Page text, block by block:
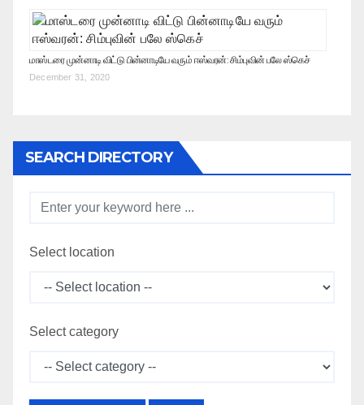
மாஸ்டரை முன்னாடி விட்டு பின்னாடியே வரும் ஈஸ்வரன்: சிம்புவின் பலே ஸ்கெச்
December 31, 2020
SEARCH DIRECTORY
Select location
Select category